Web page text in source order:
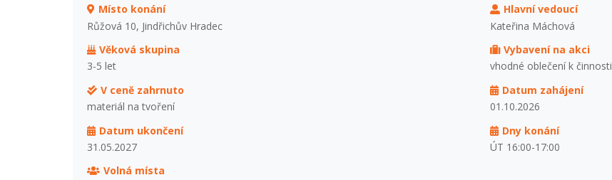
Místo konání
Růžová 10, Jindřichův Hradec
Hlavní vedoucí
Kateřina Máchová
Věková skupina
3-5 let
Vybavení na akci
vhodné oblečení k činnosti
V ceně zahrnuto
materiál na tvoření
Datum zahájení
01.10.2026
Datum ukončení
31.05.2027
Dny konání
ÚT 16:00-17:00
Volná místa